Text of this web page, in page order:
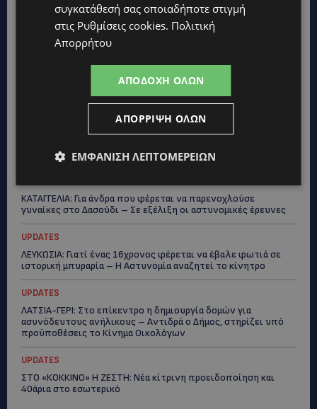
UPDATES
ΣΥΛΛΗΨΕΙΣ: 161 οδηγοί με υπερβολική ταχύτητα σε μία νύχτα
– Η παράβαση που κυριάρχησε στους ελέγχους
ΓΕΝΕΘΛΙΟΣ ΗΜΕΡΑ: Η ηλικία είναι μόνο ένας αριθμός – Οι
άνθρωποι και οι στιγμές είναι η πραγματική μας ιστορία
τριών παιδιών – Έρανος για τη θεραπεία της στην Αγγλία
ΚΑΤΑΓΓΕΛΙΑ: Για άνδρα που φέρεται να παρενοχλούσε
γυναίκες στο Δασούδι – Σε εξέλιξη οι αστυνομικές έρευνες
UPDATES
ΛΕΥΚΩΣΙΑ: Γιατί ένας 16χρονος φέρεται να έβαλε φωτιά σε
ιστορική μπυραρία – Η Αστυνομία αναζητεί το κίνητρο
UPDATES
ΛΑΤΣΙΑ-ΓΕΡΙ: Στο επίκεντρο η δημιουργία δομών για
ασυνόδευτους ανήλικους – Αντιδρά ο Δήμος, στηρίζει υπό
προϋποθέσεις το Κίνημα Οικολόγων
UPDATES
ΣΤΟ «ΚΟΚΚΙΝΟ» Η ΖΕΣΤΗ: Νέα κίτρινη προειδοποίηση και
40άρια στο εσωτερικό
συγκατάθεσή σας οποιαδήποτε στιγμή
στις Ρυθμίσεις cookies. Πολιτική
Απορρήτου
ΑΠΟΔΟΧΉ ΌΛΩΝ
ΑΠΌΡΡΙΨΗ ΌΛΩΝ
ΕΜΦΆΝΙΣΗ ΛΕΠΤΟΜΕΡΕΙΏΝ